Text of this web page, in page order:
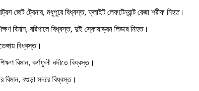
জেট ট্রেনার, মধুপুরে বিধ্বস্ত, ফ্লাইট লেফটেন্যান্ট রেজা শরীফ নিহত।
বিমান, বরিশালে বিধ্বস্ত, দুই স্কোয়াড্রন লিডার নিহত।
বিধ্বস্ত।
বিমান, কর্ণফুলী নদীতে বিধ্বস্ত।
বগুড়া সদরে বিধ্বস্ত।